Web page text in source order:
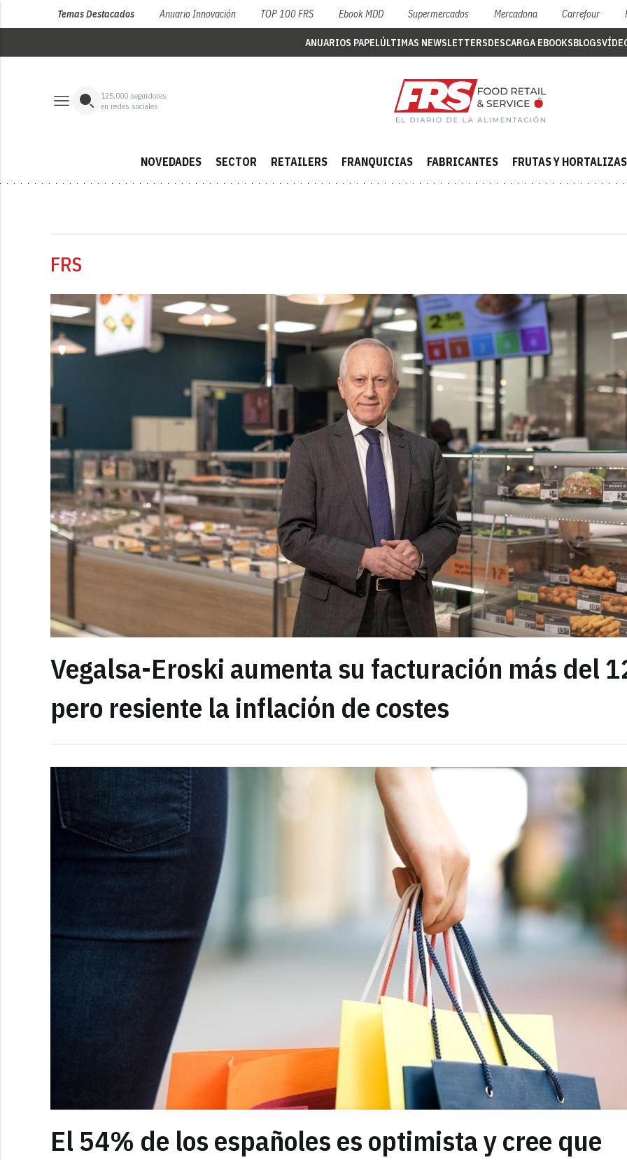
Temas Destacados Anuario Innovación TOP 100 FRS Ebook MDD Supermercados Mercadona Carrefour
ANUARIOS PAPELÚLTIMAS NEWSLETTERSDESCARGA EBOOKSBLOGS
125,000 seguidores
en redes sociales
NOVEDADES SECTOR RETAILERS FRANQUICIAS FABRICANTES FRUTAS Y HORTALIZAS
FRS
Vegalsa-Eroski aumenta su facturación más del
pero resiente la inflación de costes
El 54% de los españoles es optimista y cree que